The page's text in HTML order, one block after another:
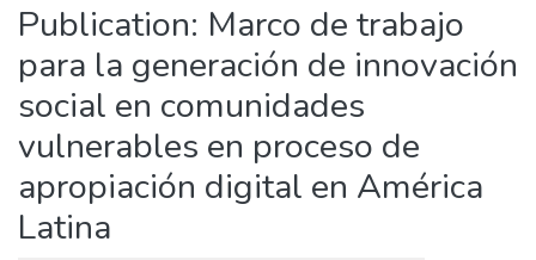
Publication: Marco de trabajo
para la generación de innovación
social en comunidades
vulnerables en proceso de
apropiación digital en América
Latina